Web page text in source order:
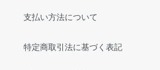
支払い方法について
特定商取引法に基づく表記